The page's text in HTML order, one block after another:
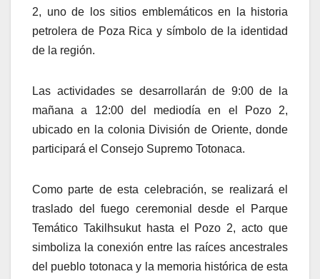
2, uno de los sitios emblemáticos en la historia
petrolera de Poza Rica y símbolo de la identidad
de la región.
Las actividades se desarrollarán de 9:00 de la
mañana a 12:00 del mediodía en el Pozo 2,
ubicado en la colonia División de Oriente, donde
participará el Consejo Supremo Totonaca.
Como parte de esta celebración, se realizará el
traslado del fuego ceremonial desde el Parque
Temático Takilhsukut hasta el Pozo 2, acto que
simboliza la conexión entre las raíces ancestrales
del pueblo totonaca y la memoria histórica de esta